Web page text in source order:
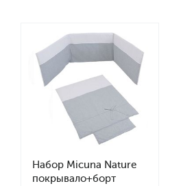
Набор Micuna Nature
покрывало+борт